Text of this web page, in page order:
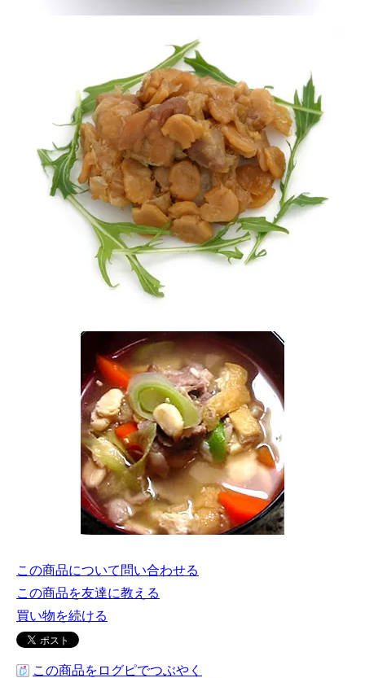
この商品について問い合わせる
この商品を友達に教える
買い物を続ける
この商品をログピでつぶやく